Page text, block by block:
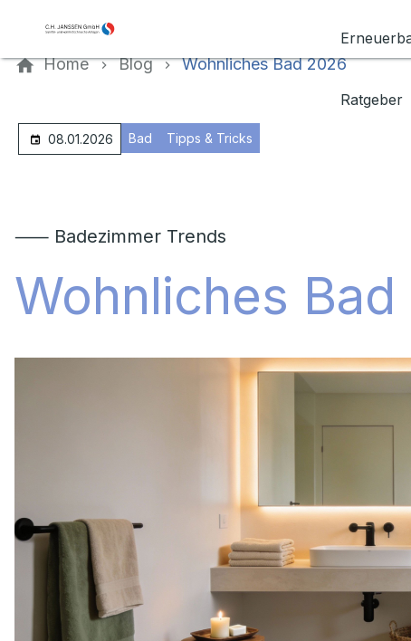
Ratgeber
Home Blog Wohnliches Bad 2026
08.01.2026 Bad Tipps & Tricks
⸺ Badezimmer Trends
Wohnliches